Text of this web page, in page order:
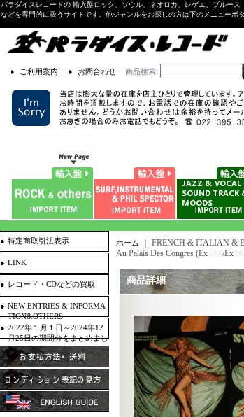
パラダイスレコードの 輸入盤ロック、ソウル、ネオロカ、レゲエ、ブルース
などを専門的に扱うサイトです。他ジャンルをお探しの方は下のメニューボタ
ご利用案内 ｜ お問合わせ 商品検索:
特定商取引法表示
LINK
レコード・CDなどの買取
NEW ENTRIES & INFORMA
TION&OTHERS
2022年１月１日～2024年12
月25日の期間分をまとめまし
た。
ホーム ｜ FRENCH & ITALIAN &
Au Palais Des Congres (Ex+++/
商品詳細